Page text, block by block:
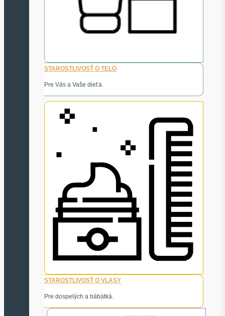
STAROSTLIVOSŤ O TELO
Pre Vás a Vaše dieťa.
STAROSTLIVOSŤ O VLASY
Pre dospelých a bábätká.